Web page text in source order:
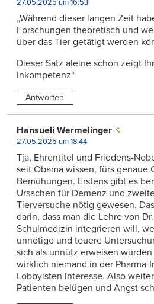
27.05.2025 um 16:53
„Während dieser langen Zeit
Forschungen theoretisch und
über das Tier getätigt werden
Dieser Satz aleine schon zeigt
Inkompetenz“
Antworten
Hansueli Wermelinger
27.05.2025 um 18:44
Tja, Ehrentitel und Friedens-
seit Obama wissen, fürs genaue
Bemühungen. Erstens gibt es
Ursachen für Demenz und
Tierversuche nötig gewesen.
darin, dass man die Lehre von
Schulmedizin integrieren will,
unnötige und teuere
sich als unnütz erweisen
wirklich niemand in der Pharma-
Lobbyisten Interesse. Also
Patienten belügen und Angst